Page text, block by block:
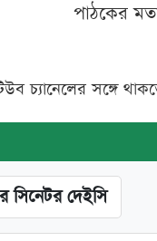
পাঠকের
চ্যানেলের সঙ্গে
সিনেটর দেইসি